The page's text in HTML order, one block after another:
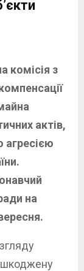
комісія з
актів,
агресією
на